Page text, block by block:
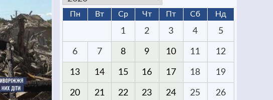
Пн Вт Ср Чт Пт Сб Нд
1 2 3 4 5
6 7 8 9 10 11 12
13 14 15 16 17 18 19
20 21 22 23 24 25 26